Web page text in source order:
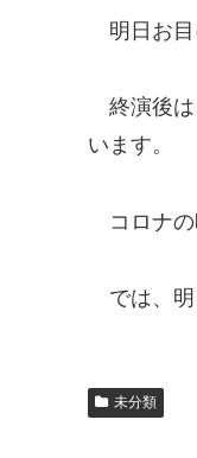
明日お
終演後
います。
コロナ
では、
未分類